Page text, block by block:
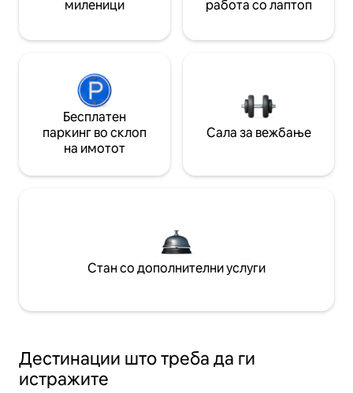
миленици
работа со лаптоп
Бесплатен
паркинг во склоп
на имотот
Сала за вежбање
Стан со дополнителни услуги
Дестинации што треба да ги
истражите